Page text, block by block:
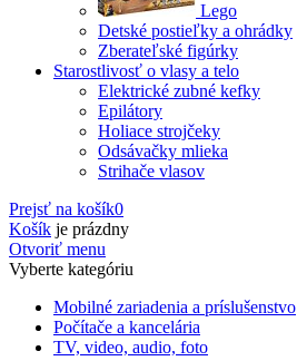
Lego
Detské postieľky a ohrádky
Zberateľské figúrky
Starostlivosť o vlasy a telo
Elektrické zubné kefky
Epilátory
Holiace strojčeky
Odsávačky mlieka
Strihače vlasov
Prejsť na košík0
Košík je prázdny
Otvoriť menu
Vyberte kategóriu
Mobilné zariadenia a príslušenstvo
Počítače a kancelária
TV, video, audio, foto